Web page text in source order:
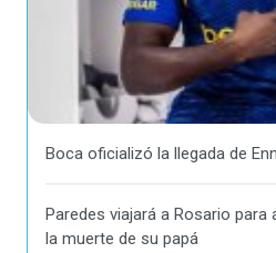
Boca oficializó la llegada de
Paredes viajará a Rosario
la muerte de su papá